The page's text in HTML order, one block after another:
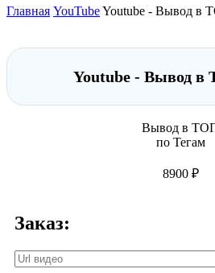
Главная YouTubeYoutube - Вывод в
Youtube - Вывод в
Вывод в
по Тегам
8900 ₽
Заказ: